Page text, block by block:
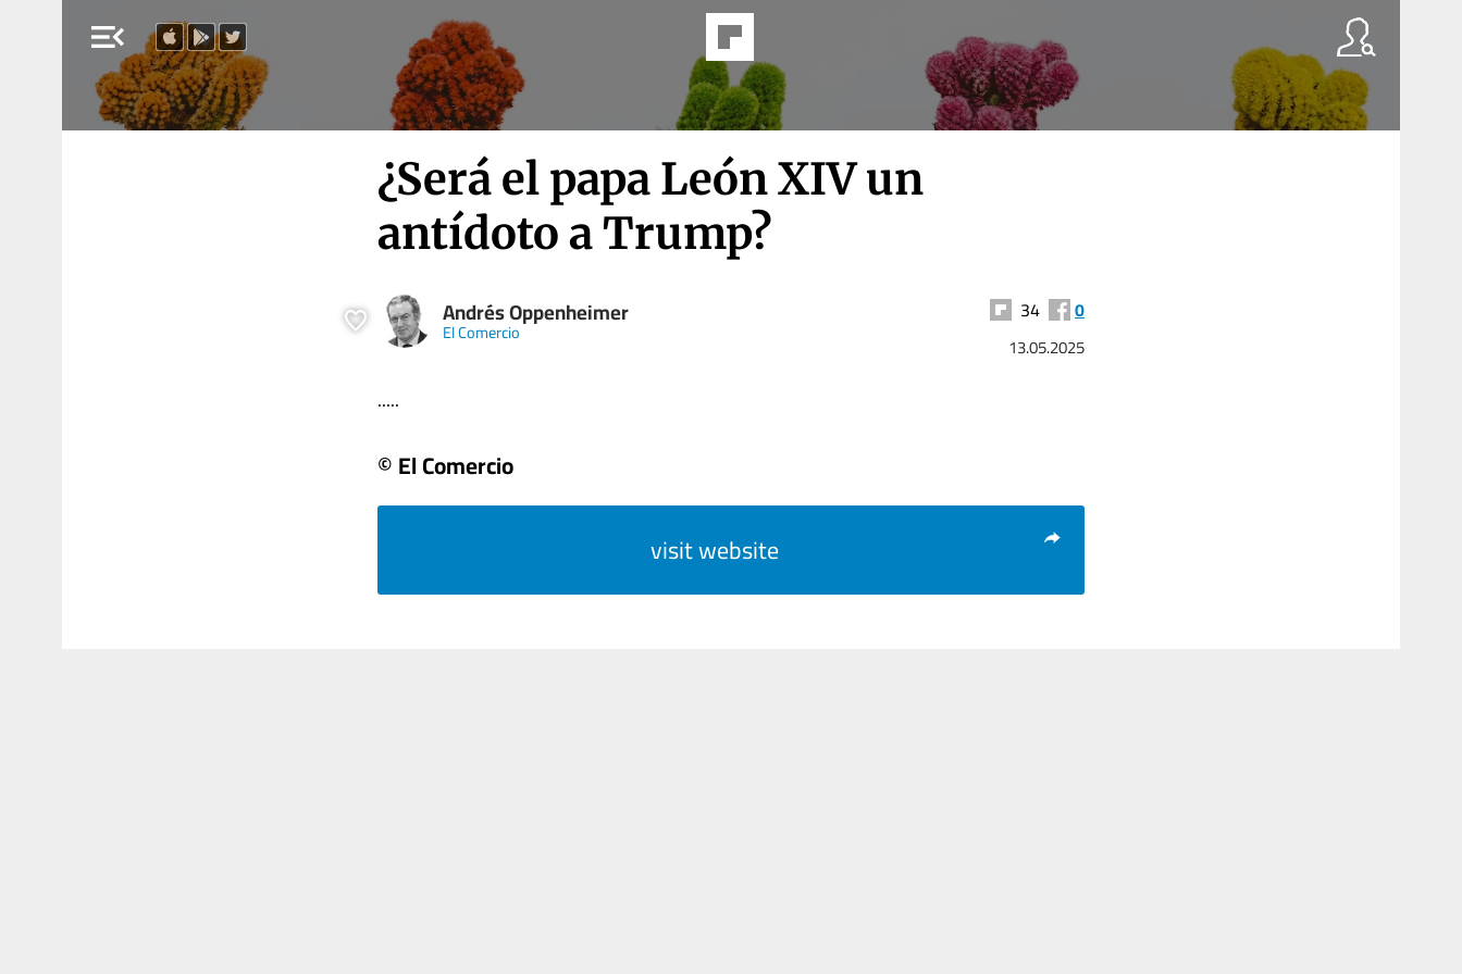
menu_open
¿Será el papa León XIV un
antídoto a Trump?
Andrés Oppenheimer
El Comercio
34 0
13.05.2025
.....
© El Comercio
visit website